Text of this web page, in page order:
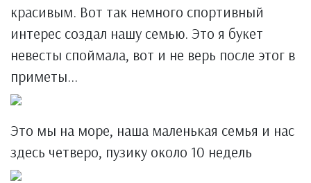
красивым. Вот так немного спортивный
интерес создал нашу семью. Это я букет
невесты споймала, вот и не верь после этог в
приметы...
Это мы на море, наша маленькая семья и нас
здесь четверо, пузику около 10 недель